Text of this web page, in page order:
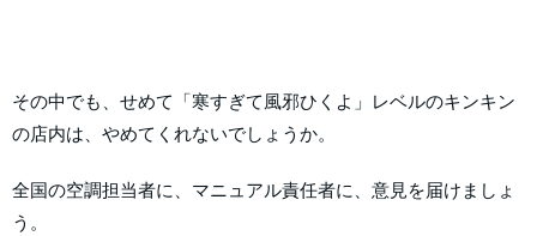
その中でも、せめて「寒すぎて風邪ひくよ」レベルのキンキン
の店内は、やめてくれないでしょうか。
全国の空調担当者に、マニュアル責任者に、意見を届けましょ
う。